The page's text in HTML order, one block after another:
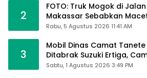
2
FOTO: Truk Mogok di
Makassar Sebabkan
Tangan
Rabu, 5 Agustus 2026 11:41 AM
3
Mobil Dinas Camat
Ditabrak Suzuki Ertiga,
Alhamdulillah Saya Baik-
Sabtu, 1 Agustus 2026 3:49 PM